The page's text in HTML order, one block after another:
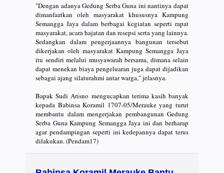
"Dengan adanya Gedung Serba Guna ini nantinya dapat
dimanfaatkan oleh masyarakat khususnya Kampung
Semangga Jaya dalam berbagai kegiatan seperti rapat
masyarakat, acara hajatan dan resepsi serta yang lainnya.
Sedangkan dalam pengerjaannya bangunan tersebut
dikerjakan oleh masyarakat Kampung Semangga Jaya
itu sendiri melalui musyawarah bersama, dimana selain
dapat menekan biaya pengeluaran juga dapat dijadikan
sebagai ajang silaturahmi antar warga," jelasnya.
Bapak Sudi Arisno mengucapkan terima kasih banyak
kepada Babinsa Koramil 1707-05/Merauke yang turut
membantu dalam mengerjakan pembangunan Gedung
Serba Guna Kampung Semangga Jaya ini dan berharap
agar pendampingan seperti ini kedepannya dapat terus
dilakukan. (Pendam17)